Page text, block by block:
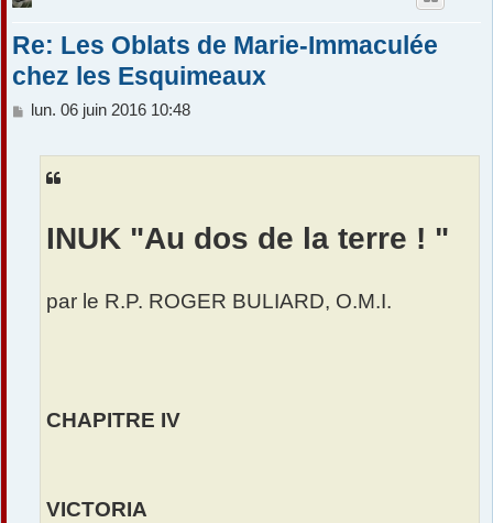
Re: Les Oblats de Marie-Immaculée
chez les Esquimeaux
M
lun. 06 juin 2016 10:48
INUK "Au dos de la terre ! "
par le R.P. ROGER BULIARD, O.M.I.
CHAPITRE IV
VICTORIA